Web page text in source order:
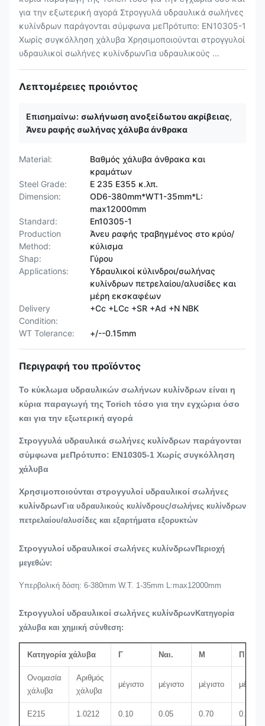
για την εξωτερική αγορά Στρογγυλά υδραυλικά σωλήνες
κυλίνδρων παράγονται σύμφωνα μεΠρότυπο: EN10305-1
Χωρίς συγκόλληση χάλυβα Χρησιμοποιούνται στρογγυλοί
υδραυλικοί σωλήνες κυλίνδρωνΓια υδραυλικούς ...
Λεπτομέρειες προιόντος
Επισημαίνω: σωλήνωση ανοξείδωτου ακρίβειας,
Άνευ ραφής σωλήνας χάλυβα άνθρακα
Material:
Βαθμός χάλυβα άνθρακα και
κραμάτων
Steel Grade:
Ε 235 E355 κ.λπ.
Dimension:
OD6-380mm*WT1-35mm*L:
max12000mm
Standard:
En10305-1
Production
Method:
Άνευ ραφής τραβηγμένος στο κρύο/
κύλισμα
Shap:
Γύρου
Applications:
Υδραυλικοί κύλινδροι/σωλήνας
κυλίνδρων πετρελαίου/αλυσίδες και
μέρη εκσκαφέων
Delivery
Condition:
+Cc +LCc +SR +Ad +N NBK
WT Tolerance: +/--0.15mm
Περιγραφή του προϊόντος
Το κύκλωμα υδραυλικών σωλήνων κυλίνδρων είναι η
κύρια παραγωγή της Torich τόσο για την εγχώρια όσο
και για την εξωτερική αγορά
Στρογγυλά υδραυλικά σωλήνες κυλίνδρων παράγονται
σύμφωνα μεΠρότυπο: EN10305-1 Χωρίς συγκόλληση
χάλυβα
Χρησιμοποιούνται στρογγυλοί υδραυλικοί σωλήνες
κυλίνδρων Για υδραυλικούς κυλίνδρους/σωλήνες κυλίνδρων
πετρελαίου/αλυσίδες και εξαρτήματα εξορυκτών
Στρογγυλοί υδραυλικοί σωλήνες κυλίνδρων Περιοχή
μεγεθών:
Υπερβολική δόση: 6-380mm W.T. 1-35mm L:max12000mm
Στρογγυλοί υδραυλικοί σωλήνες κυλίνδρων Κατηγορία
χάλυβα και χημική σύνθεση:
Κατηγορία χάλυβα Γ Ναι. Μ Π
Ονομασία
χάλυβα
Αριθμός
χάλυβα
μέγιστο μέγιστο μέγιστο μέγιστο
Ε215 1.0212 0.10 0.05 0.70 0.025